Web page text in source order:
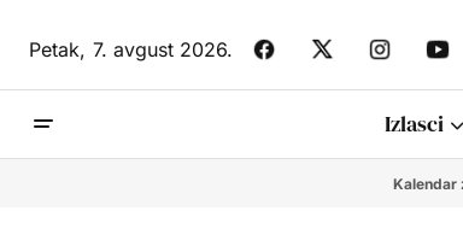
Petak,7. avgust 2026.
Izlasci
Kalendar